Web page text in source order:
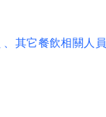
、其它餐飲相關人員